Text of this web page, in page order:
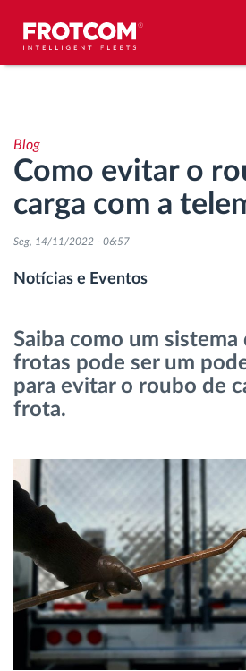
Análise do estilo de condução
Monitorização dos tempos de
Gestão de tarefas
Controlo de acesso
Gestão de Combustível
Planeamento e monitorização
Identificação automática de
Ver todas as funcionalidades
Como resolvemos cada
Blog
Como evitar o
carga com a
Seg, 14/11/2022 - 06:57
Notícias e Eventos
Saiba como um sistema
frotas pode ser um
para evitar o roubo de
frota.